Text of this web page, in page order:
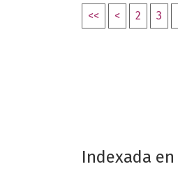
<< < 2 3
Indexada